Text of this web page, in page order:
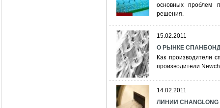
основных проблем
решения.
15.02.2011
О РЫНКЕ
Как производители
производители
14.02.2011
ЛИНИИ